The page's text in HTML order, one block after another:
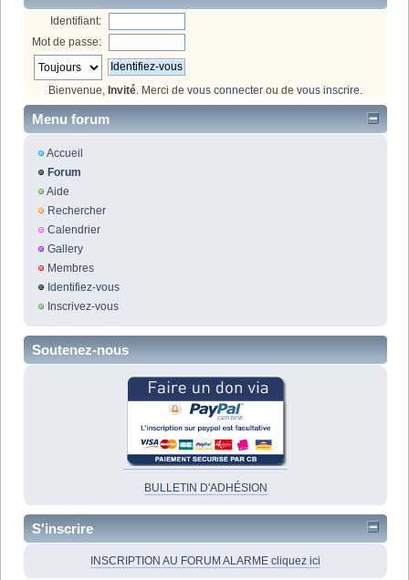
Identifiant:
Mot de passe:
Bienvenue, Invité . Merci de vous connecter ou de vous inscrire
Menu forum
Accueil
Forum
Aide
Rechercher
Calendrier
Gallery
Membres
Identifiez-vous
Inscrivez-vous
Soutenez-nous
BULLETIN D'ADHÉSION
S'inscrire
INSCRIPTION AU FORUM ALARME cliquez ici